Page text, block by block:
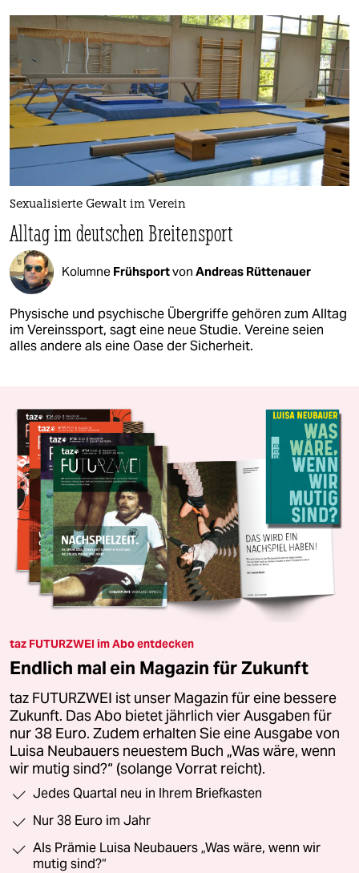
Sexualisierte Gewalt im Verein
Alltag im deutschen Breitensport
Kolumne Frühsportvon Andreas Rüttenauer
Physische und psychische Übergriffe gehören zum Alltag
im Vereinssport, sagt eine neue Studie. Vereine seien
alles andere als eine Oase der Sicherheit.
taz FUTURZWEI im Abo entdecken
Endlich mal ein Magazin für Zukunft
taz FUTURZWEI ist unser Magazin für eine bessere
Zukunft. Das Abo bietet jährlich vier Ausgaben für
nur 38 Euro. Zudem erhalten Sie eine Ausgabe von
Luisa Neubauers neuestem Buch „Was wäre, wenn
wir mutig sind?“ (solange Vorrat reicht).
Jedes Quartal neu in Ihrem Briefkasten
Nur 38 Euro im Jahr
Als Prämie Luisa Neubauers „Was wäre, wenn wir
mutig sind?“